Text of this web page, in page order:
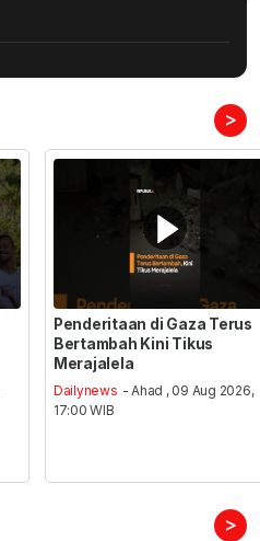
>
Penderitaan di Gaza Terus
Bertambah Kini Tikus
Merajalela
Dailynews - Ahad , 09 Aug 2026,
17:00 WIB
>